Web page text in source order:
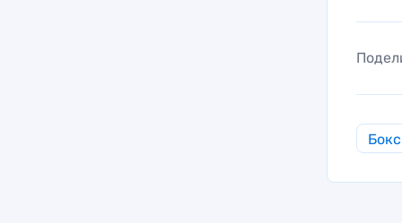
Бокс